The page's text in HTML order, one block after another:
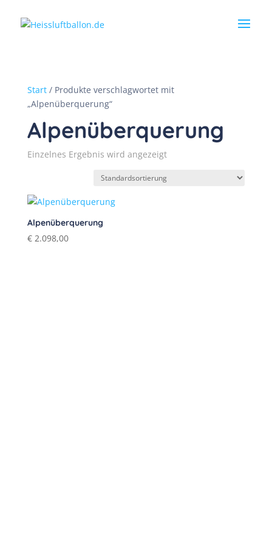
Start/ Produkte verschlagwortet mit
„Alpenüberquerung“
Alpenüberquerung
Einzelnes Ergebnis wird angezeigt
Alpenüberquerung
€2.098,00